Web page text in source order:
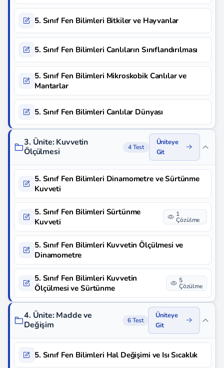
5. Sınıf Fen Bilimleri Bitkiler ve Hayvanlar
5. Sınıf Fen Bilimleri Canlıların Sınıflandırılması
5. Sınıf Fen Bilimleri Mikroskobik Canlılar ve
Mantarlar
5. Sınıf Fen Bilimleri Canlılar Dünyası
3. Ünite: Kuvvetin
Ölçülmesi
4 Test
Üniteye
Git
5. Sınıf Fen Bilimleri Dinamometre ve Sürtünme
Kuvveti
5. Sınıf Fen Bilimleri Sürtünme
Kuvveti
1
Çözülme
5. Sınıf Fen Bilimleri Kuvvetin Ölçülmesi ve
Dinamometre
5. Sınıf Fen Bilimleri Kuvvetin
Ölçülmesi ve Sürtünme
5
Çözülme
4. Ünite: Madde ve
Değişim
6 Test
Üniteye
Git
5. Sınıf Fen Bilimleri Hal Değişimi ve Isı Sıcaklık